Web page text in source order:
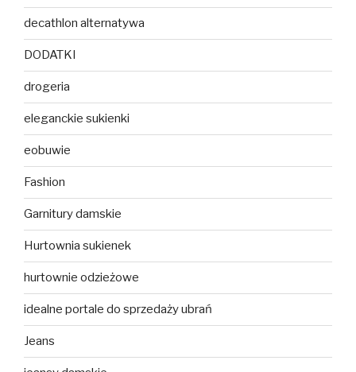
decathlon alternatywa
DODATKI
drogeria
eleganckie sukienki
eobuwie
Fashion
Garnitury damskie
Hurtownia sukienek
hurtownie odzieżowe
idealne portale do sprzedaży ubrań
Jeans